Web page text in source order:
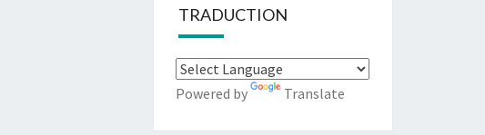
TRADUCTION
Powered by Translate